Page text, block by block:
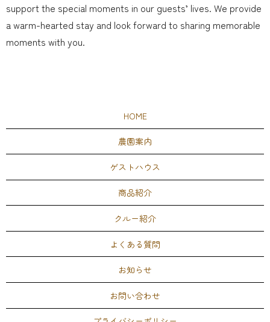
support the special moments in our guests’ lives. We provide
a warm-hearted stay and look forward to sharing memorable
moments with you.
HOME
農園案内
ゲストハウス
商品紹介
クルー紹介
よくある質問
お知らせ
お問い合わせ